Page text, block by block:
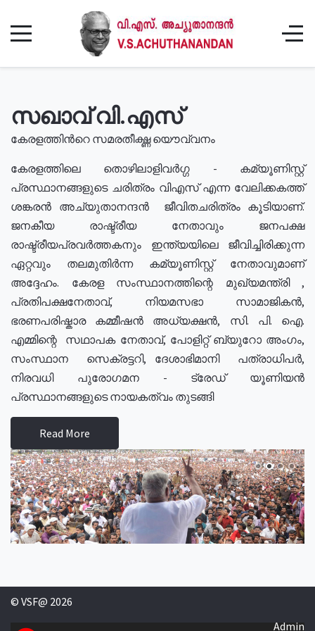
സഖാവ് വി.എസ്
കേരളത്തിൻറെ സമരതീക്ഷ്ണ യൌവ്വനം
കേരളത്തിലെ തൊഴിലാളിവർഗ്ഗ - കമ്യൂണിസ്റ്റ്
പ്രസ്ഥാനങ്ങളുടെ ചരിത്രം വിഎസ് എന്ന വേലിക്കകത്ത്
ശങ്കരൻ അച്യുതാനന്ദൻ ജീവിതചരിത്രം കൂടിയാണ്.
ജനകീയ രാഷ്ട്രീയ നേതാവും ജനപക്ഷ
രാഷ്ട്രീയപ്രവർത്തകനും ഇന്ത്യയിലെ ജീവിച്ചിരിക്കുന്ന
ഏറ്റവും തലമുതിർന്ന കമ്യൂണിസ്റ്റ് നേതാവുമാണ്
അദ്ദേഹം. കേരള സംസ്ഥാനത്തിന്റെ മുഖ്യമന്ത്രി ,
പ്രതിപക്ഷനേതാവ്, നിയമസഭാ സാമാജികൻ,
ഭരണപരിഷ്കാര കമ്മീഷൻ അധ്യക്ഷൻ, സി. പി. ഐ.
എമ്മിന്റെ സഥാപക നേതാവ്, പോളിറ്റ് ബ്യുറോ അംഗം,
സംസ്ഥാന സെക്രട്ടറി, ദേശാഭിമാനി പത്രാധിപർ,
നിരവധി പുരോഗമന - ട്രേഡ് യൂണിയൻ
പ്രസ്ഥാനങ്ങളുടെ നായകത്വം തുടങ്ങി
Read More
© VSF@ 2026
Admin